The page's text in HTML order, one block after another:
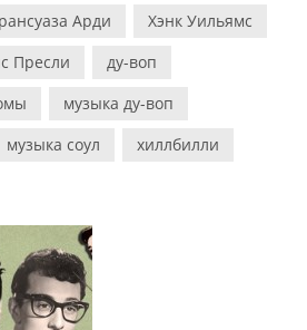
Арди
Хэнк Уильямс
Пресли
ду-воп
музыка ду-воп
музыка соул хиллбилли